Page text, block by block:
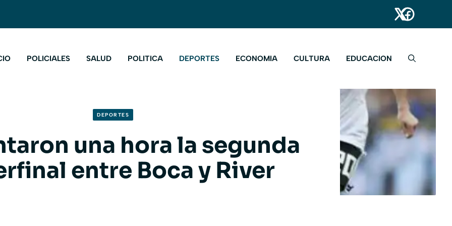
POLICIALES SALUD POLITICA DEPORTES ECONOMIA CULTURA EDUCACION
DEPORTES
una hora la segunda
entre Boca y River